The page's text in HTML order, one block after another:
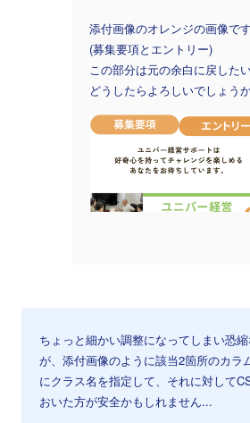
添付画像のオレンジの画像です
(募集要項とエントリー)
この部分は元の余白に戻した
どうしたらよろしいでしょう
ちょっと細かい調整になってしまい恐
が、添付画像のように該当2箇所のカラ
にクラス名を指定して、それに対して
おいた方が安全かもしれません...